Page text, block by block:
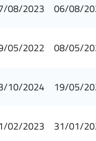
08/2023 06/08/
05/2022 08/05/
10/2024 19/05/
02/2023 31/01/